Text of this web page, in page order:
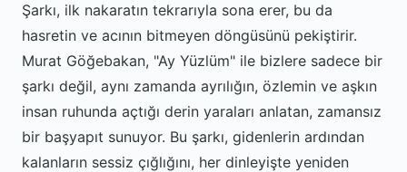
Şarkı, ilk nakaratın tekrarıyla sona erer, bu da
hasretin ve acının bitmeyen döngüsünü pekiştirir.
Murat Göğebakan, "Ay Yüzlüm" ile bizlere sadece bir
şarkı değil, aynı zamanda ayrılığın, özlemin ve aşkın
insan ruhunda açtığı derin yaraları anlatan, zamansız
bir başyapıt sunuyor. Bu şarkı, gidenlerin ardından
kalanların sessiz çığlığını, her dinleyişte yeniden